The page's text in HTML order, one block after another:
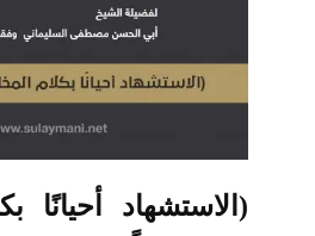
(الاستشهاد أحيانًا